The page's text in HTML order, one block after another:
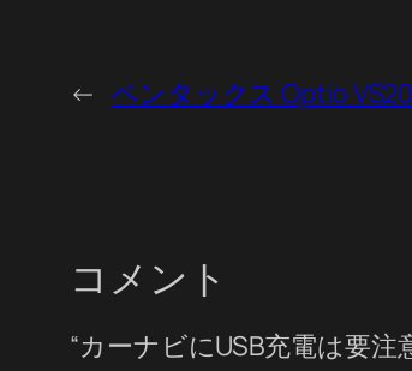
← ペンタックス Optio
コメント
“カーナビにUSB充電は要注